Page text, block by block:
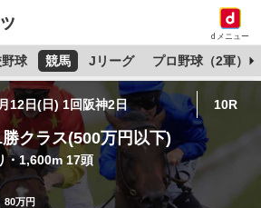
dメニュー
球 競馬 Jリーグ プロ野球（2軍）
12日(日) 1回阪神2日 10R
クラス(500万円以下)
・1,600m 17頭
80万円